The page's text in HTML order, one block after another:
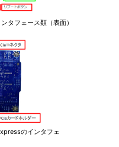
タフェース類（表面）
のインタフェ